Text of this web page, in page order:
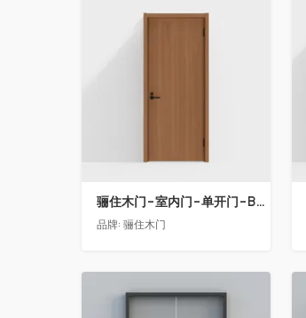
收藏
骊住木门-室内门-单开门-BAA-LL淡雅茶色
品牌: 骊住木门
收藏